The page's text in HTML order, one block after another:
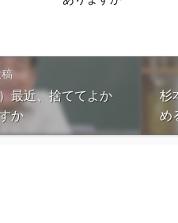
最近、捨ててよか
か
杉
め